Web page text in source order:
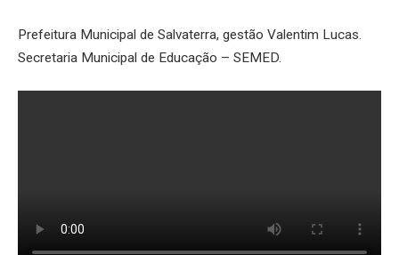
Prefeitura Municipal de Salvaterra, gestão Valentim Lucas.
Secretaria Municipal de Educação – SEMED.